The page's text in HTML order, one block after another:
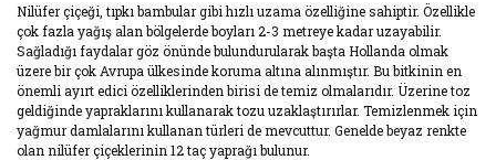
Nilüfer çiçeği, tıpkı bambular gibi hızlı uzama özelliğine sahiptir. Özellikle
çok fazla yağış alan bölgelerde boyları 2-3 metreye kadar uzayabilir.
Sağladığı faydalar göz önünde bulundurularak başta Hollanda olmak
üzere bir çok Avrupa ülkesinde koruma altına alınmıştır. Bu bitkinin en
önemli ayırt edici özelliklerinden birisi de temiz olmalarıdır. Üzerine toz
geldiğinde yapraklarını kullanarak tozu uzaklaştırırlar. Temizlenmek için
yağmur damlalarını kullanan türleri de mevcuttur. Genelde beyaz renkte
olan nilüfer çiçeklerinin 12 taç yaprağı bulunur.